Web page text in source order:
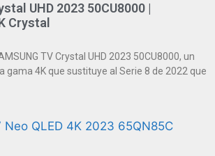
UHD 2023 50CU8000 |
Crystal
TV Crystal UHD 2023 50CU8000, un
gama 4K que sustituye al Serie 8 de 2022 que